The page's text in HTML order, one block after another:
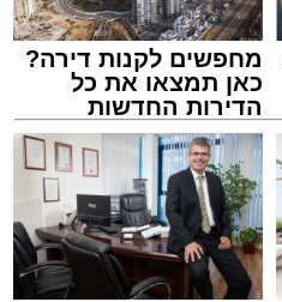
מחפשים לקנות דירה?
כאן תמצאו את כל
הדירות החדשות
למכירה באשדוד >>>